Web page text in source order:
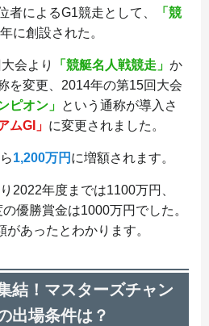
者によるG1競走として、
「競
に創設された。
会より 「競艇名人戦競走」 か
を変更、2014年の第15回大会
ピオン」 という通称が導入さ
ムGI」 に変更されました。
1,200万円 に増額されます。
2022年度までは1100万円、
優勝賞金は1000万円でした。
あったとわかります。
結！マスターズチャン
出場条件は？